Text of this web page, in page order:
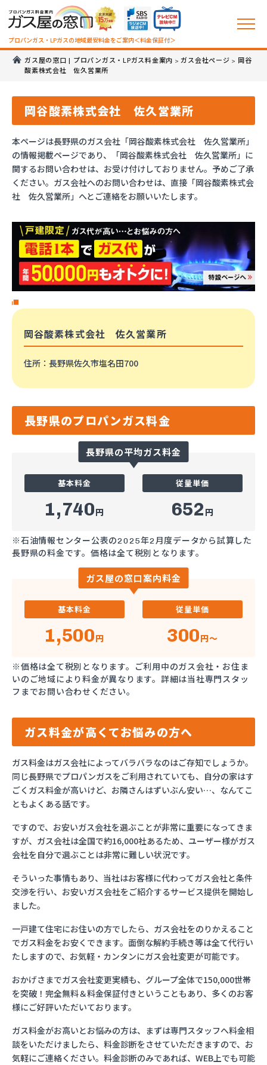
プロパンガス・LPガスの地域最安料金をご案内＜料金保証付＞
ガス屋の窓口 | プロパンガス・LPガス料金案内 >ガス会社ページ > 岡谷
酸素株式会社 佐久営業所
岡谷酸素株式会社 佐久営業所
本ページは長野県のガス会社「岡谷酸素株式会社 佐久営業所」
の情報掲載ページであり、「岡谷酸素株式会社 佐久営業所」に
関するお問い合わせは、お受け付けしておりません。予めご了承
ください。ガス会社へのお問い合わせは、直接「岡谷酸素株式会
社 佐久営業所」へとご連絡をお願いいたします。
岡谷酸素株式会社 佐久営業所
住所 ：長野県佐久市塩名田700
長野県のプロパンガス料金
長野県の平均ガス料金
基本料金
1,740円
従量単価
652 円
※石油情報センター公表の2025年2月度データから試算した
長野県の料金です。価格は全て税別となります。
ガス屋の窓口案内料金
基本料金
1,500円
従量単価
300円～
※価格は全て税別となります。ご利用中のガス会社・お住ま
いのご地域により料金が異なります。詳細は当社専門スタッ
フまでお問い合わせください。
ガス料金が高くてお悩みの方へ
ガス料金はガス会社によってバラバラなのはご存知でしょうか。
同じ長野県でプロパンガスをご利用されていても、自分の家はす
ごくガス料金が高いけど、お隣さんはずいぶん安い…、なんてこ
ともよくある話です。
ですので、お安いガス会社を選ぶことが非常に重要になってきま
すが、ガス会社は全国で約16,000社あるため、ユーザー様がガス
会社を自分で選ぶことは非常に難しい状況です。
そういった事情もあり、当社はお客様に代わってガス会社と条件
交渉を行い、お安いガス会社をご紹介するサービス提供を開始し
ました。
一戸建て住宅にお住いの方でしたら、ガス会社をのりかえること
でガス料金をお安くできます。面倒な解約手続き等は全て代行い
たしますので、お気軽・カンタンにガス会社変更が可能です。
おかげさまでガス会社変更実績も、グループ全体で150,000世帯
を突破！完全無料＆料金保証付きということもあり、多くのお客
様にご好評いただいております。
ガス料金がお高いとお悩みの方は、まずは専門スタッフへ料金相
談をいただけましたら、料金診断をさせていただきますので、お
気軽にご連絡ください。料金診断のみであれば、WEB上でも可能